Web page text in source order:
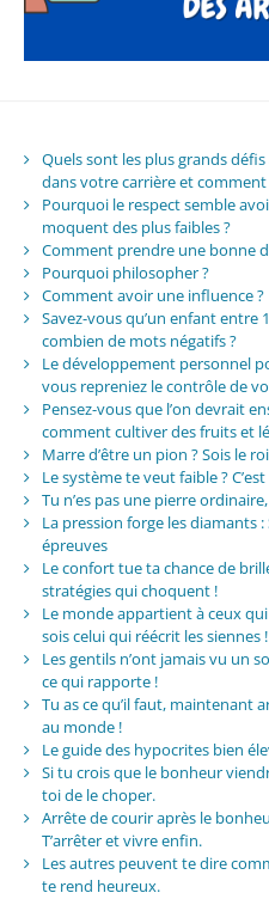
Quels sont les plus grands
dans votre carrière et
Pourquoi le respect semble
moquent des plus faibles ?
Comment prendre une bonne
Pourquoi philosopher ?
Comment avoir une influence ?
Savez-vous qu’un enfant entre
combien de mots négatifs ?
Le développement personnel
vous repreniez le contrôle de
Pensez-vous que l’on devrait
comment cultiver des fruits et
Marre d’être un pion ? Sois le
Le système te veut faible ?
Tu n’es pas une pierre
La pression forge les diamants
épreuves
Le confort tue ta chance de
stratégies qui choquent !
Le monde appartient à ceux
sois celui qui réécrit les siennes !
Les gentils n’ont jamais vu un
ce qui rapporte !
Tu as ce qu’il faut, maintenant
au monde !
Le guide des hypocrites bien
Si tu crois que le bonheur
toi de le choper.
Arrête de courir après le
T’arrêter et vivre enfin.
Les autres peuvent te dire
te rend heureux.